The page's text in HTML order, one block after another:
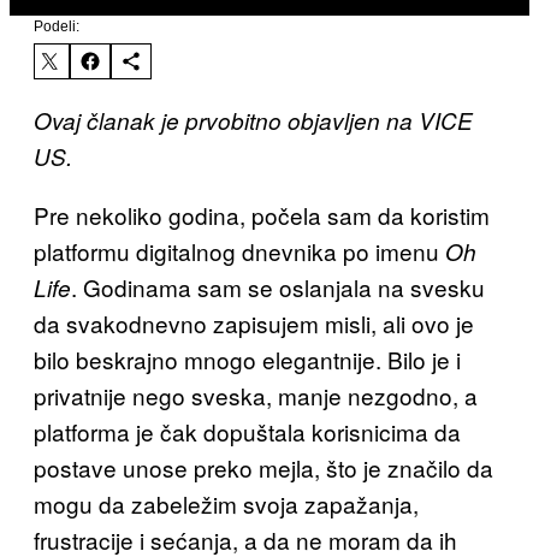
Podeli:
Ovaj članak je prvobitno objavljen na VICE
US.
Pre nekoliko godina, počela sam da koristim
platformu digitalnog dnevnika po imenu Oh
Life. Godinama sam se oslanjala na svesku
da svakodnevno zapisujem misli, ali ovo je
bilo beskrajno mnogo elegantnije. Bilo je i
privatnije nego sveska, manje nezgodno, a
platforma je čak dopuštala korisnicima da
postave unose preko mejla, što je značilo da
mogu da zabeležim svoja zapažanja,
frustracije i sećanja, a da ne moram da ih